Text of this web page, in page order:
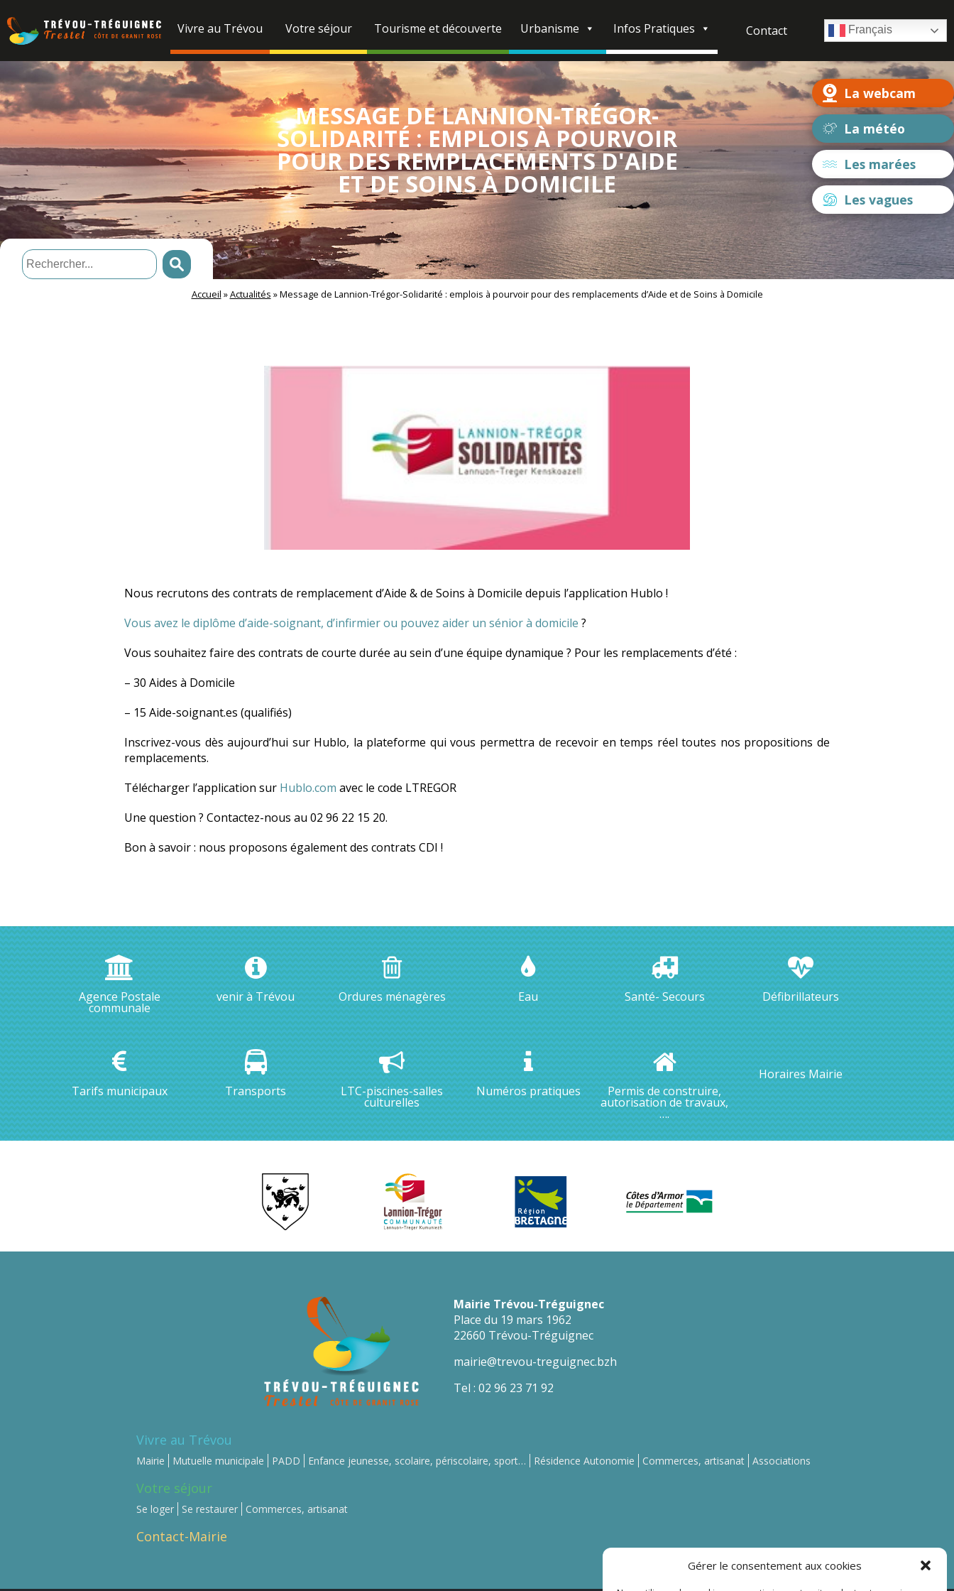
Gérer le consentement aux cookies
Vivre au Trévou Votre séjour Tourisme et découverte Urbanisme Infos Pratiques Contact Français
MESSAGE DE LANNION-TRÉGOR-
SOLIDARITÉ : EMPLOIS À POURVOIR
POUR DES REMPLACEMENTS D'AIDE
ET DE SOINS À DOMICILE
La webcam
La météo
Les marées
Les vagues
Accueil »Actualités »Message de Lannion-Trégor-Solidarité : emplois à pourvoir pour des remplacements d’Aide et de Soins à Domicile
Nous recrutons des contrats de remplacement d’Aide & de Soins à Domicile depuis l’application Hublo !
Vous avez le diplôme d’aide-soignant, d’infirmier ou pouvez aider un sénior à domicile ?
Vous souhaitez faire des contrats de courte durée au sein d’une équipe dynamique ? Pour les remplacements d’été :
– 30 Aides à Domicile
– 15 Aide-soignant.es (qualifiés)
Inscrivez-vous dès aujourd’hui sur Hublo, la plateforme qui vous permettra de recevoir en temps réel toutes nos propositions de
remplacements.
Télécharger l’application sur Hublo.com avec le code LTREGOR
Une question ? Contactez-nous au 02 96 22 15 20.
Bon à savoir : nous proposons également des contrats CDI !
Agence Postale
communale
venir à Trévou Ordures ménagères Eau Santé- Secours Défibrillateurs
Tarifs municipaux Transports LTC-piscines-salles
culturelles
Numéros pratiques Permis de construire,
autorisation de travaux,
….
Horaires Mairie
Mairie Trévou-Tréguignec
Place du 19 mars 1962
22660 Trévou-Tréguignec
mairie@trevou-treguignec.bzh
Tel : 02 96 23 71 92
Vivre au Trévou
Mairie Mutuelle municipale PADD Enfance jeunesse, scolaire, périscolaire, sport… Résidence Autonomie Commerces, artisanat Associations
Votre séjour
Se loger Se restaurer Commerces, artisanat
Contact-Mairie